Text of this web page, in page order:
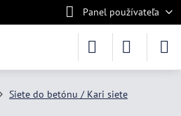
Panel používateľa
Siete do betónu / Kari siete